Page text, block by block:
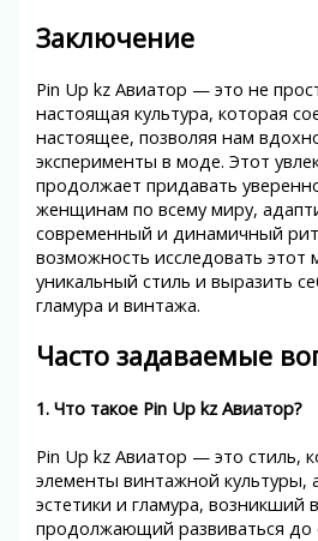
Заключение
Pin Up kz Авиатор — это не
настоящая культура, которая
настоящее, позволяя нам
эксперименты в моде. Этот
продолжает придавать
женщинам по всему миру,
современный и динамичный
возможность исследовать этот
уникальный стиль и выразить
гламура и винтажа.
Часто задаваемые
1. Что такое Pin Up kz Авиатор?
Pin Up kz Авиатор — это стиль,
элементы винтажной культуры,
эстетики и гламура, возникший
продолжающий развиваться до